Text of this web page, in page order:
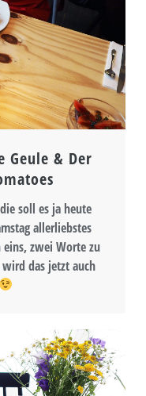
Geule & Der
soll es ja heute
allerliebstes
zwei Worte zu
das jetzt auch